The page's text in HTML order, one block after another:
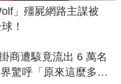
」殭屍網路主謀被
！
商遭駭竟流出 6 萬名
驚呼「原來這麼多人